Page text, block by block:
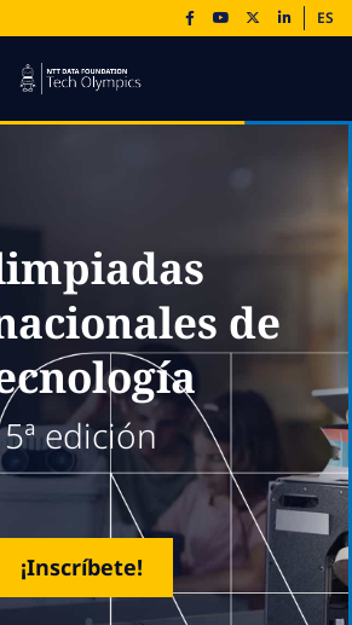
ES
de
5ª edición
¡Inscríbete!